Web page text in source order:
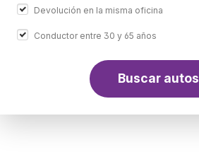
Devolución en la misma oficina
Conductor entre 30 y 65 años
Buscar autos